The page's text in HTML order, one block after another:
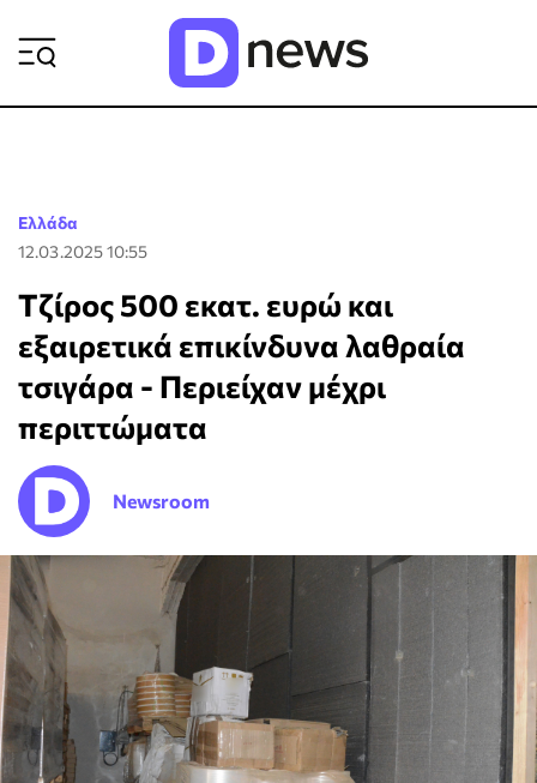
Ελλάδα
12.03.2025 10:55
Τζίρος 500 εκατ. ευρώ και
εξαιρετικά επικίνδυνα λαθραία
τσιγάρα - Περιείχαν μέχρι
περιττώματα
Newsroom